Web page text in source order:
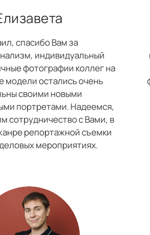
спасибо Вам за
индивидуальный
фотографии коллег на
модели остались очень
своими новыми
портретами. Надеемся,
сотрудничество с Вами, в
репортажной съемки
мероприятиях.